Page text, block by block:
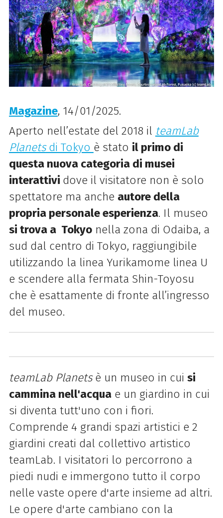
Magazine, 14/01/2025.
Aperto nell’estate del 2018 il teamLab
Planetsdi Tokyo è stato il primo di
questa nuova categoria di musei
interattivi dove il visitatore non è solo
spettatore ma anche autore della
propria personale esperienza. Il museo
si trova a Tokyonella zona di Odaiba, a
sud dal centro di Tokyo, raggiungibile
utilizzando la linea Yurikamome linea U
e scendere alla fermata Shin-Toyosu
che è esattamente di fronte all’ingresso
del museo.
teamLab Planets è un museo in cui si
cammina nell'acquae un giardino in cui
si diventa tutt'uno con i fiori.
Comprende 4 grandi spazi artistici e 2
giardini creati dal collettivo artistico
teamLab. I visitatori lo percorrono a
piedi nudi e immergono tutto il corpo
nelle vaste opere d'arte insieme ad altri.
Le opere d'arte cambiano con la